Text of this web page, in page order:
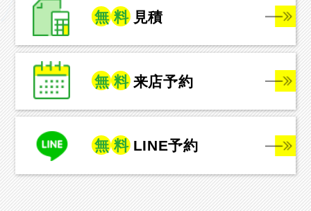
無 料 見積
無 料 来店予約
無 料 LINE予約